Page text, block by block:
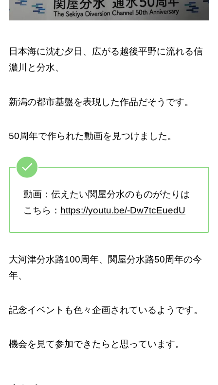
日本海に沈む夕日、広がる越後平野に流れる信
濃川と分水、
新潟の都市基盤を表現した作品だそうです。
50周年で作られた動画を見つけました。
動画：伝えたい関屋分水のものがたりは
こちら： https://youtu.be/-Dw7tcEuedU
大河津分水路100周年、関屋分水路50周年の今
年、
記念イベントも色々企画されているようです。
機会を見て参加できたらと思っています。